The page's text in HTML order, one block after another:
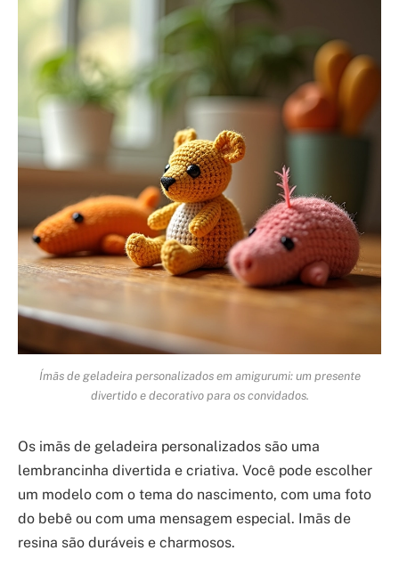
Ímãs de geladeira personalizados em amigurumi: um presente
divertido e decorativo para os convidados.
Os imãs de geladeira personalizados são uma
lembrancinha divertida e criativa. Você pode escolher
um modelo com o tema do nascimento, com uma foto
do bebê ou com uma mensagem especial. Imãs de
resina são duráveis e charmosos.